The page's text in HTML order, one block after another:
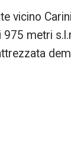
vicino
975 metri